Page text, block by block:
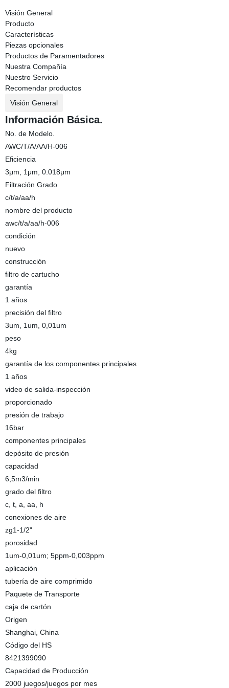
Visión General
Producto
Características
Piezas opcionales
Productos de Paramentadores
Nuestra Compañía
Nuestro Servicio
Recomendar productos
Visión General
Información Básica.
No. de Modelo.
AWC/T/A/AA/H-006
Eficiencia
3μm, 1μm, 0.018μm
Filtración Grado
c/t/a/aa/h
nombre del producto
awc/t/a/aa/h-006
condición
nuevo
construcción
filtro de cartucho
garantía
1 años
precisión del filtro
3um, 1um, 0,01um
peso
4kg
garantía de los componentes principales
1 años
video de salida-inspección
proporcionado
presión de trabajo
16bar
componentes principales
depósito de presión
capacidad
6,5m3/min
grado del filtro
c, t, a, aa, h
conexiones de aire
zg1-1/2"
porosidad
1um-0,01um; 5ppm-0,003ppm
aplicación
tubería de aire comprimido
Paquete de Transporte
caja de cartón
Origen
Shanghai, China
Código del HS
8421399090
Capacidad de Producción
2000 juegos/juegos por mes